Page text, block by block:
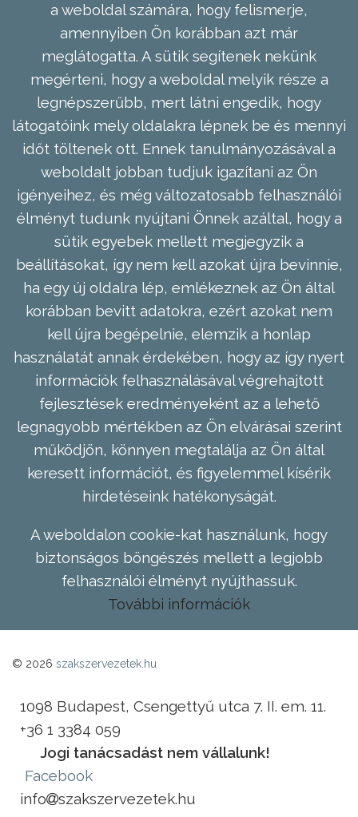
a weboldal számára, hogy felismerje,
amennyiben Ön korábban azt már
meglátogatta. A sütik segítenek nekünk
megérteni, hogy a weboldal melyik része a
legnépszerűbb, mert látni engedik, hogy
látogatóink mely oldalakra lépnek be és mennyi
időt töltenek ott. Ennek tanulmányozásával a
weboldalt jobban tudjuk igazítani az Ön
igényeihez, és még változatosabb felhasználói
élményt tudunk nyújtani Önnek azáltal, hogy a
sütik egyebek mellett megjegyzik a
beállításokat, így nem kell azokat újra bevinnie,
ha egy új oldalra lép, emlékeznek az Ön által
korábban bevitt adatokra, ezért azokat nem
kell újra begépelnie, elemzik a honlap
használatát annak érdekében, hogy az így nyert
információk felhasználásával végrehajtott
fejlesztések eredményeként az a lehető
legnagyobb mértékben az Ön elvárásai szerint
működjön, könnyen megtalálja az Ön által
keresett információt, és figyelemmel kísérik
hirdetéseink hatékonyságát.
A weboldalon cookie-kat használunk, hogy
biztonságos böngészés mellett a legjobb
felhasználói élményt nyújthassuk.
További információk
© 2026 szakszervezetek.hu
1098 Budapest, Csengettyű utca 7. II. em. 11.
+36 1 3384 059
Jogi tanácsadást nem vállalunk!
Facebook
info
szakszervezetek.hu